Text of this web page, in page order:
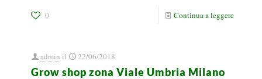
0 Continua a leggere
admin il 22/06/2018
Grow shop zona Viale Umbria Milano